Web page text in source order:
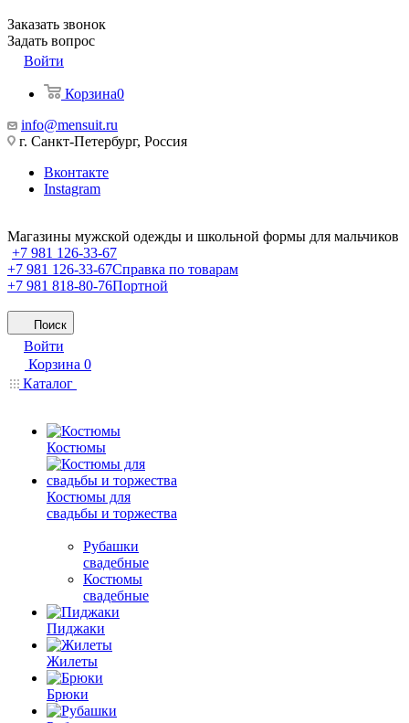
Заказать звонок
Задать вопрос
Войти
Корзина0
info@mensuit.ru
г. Санкт-Петербург, Россия
Вконтакте
Instagram
Магазины мужской одежды и школьной формы для мальчиков
+7 981 126-33-67
+7 981 126-33-67Справка по товарам
+7 981 818-80-76Портной
Поиск
Войти
Корзина 0
Каталог
Костюмы
Костюмы для
свадьбы и торжества
Рубашки
свадебные
Костюмы
свадебные
Пиджаки
Жилеты
Брюки